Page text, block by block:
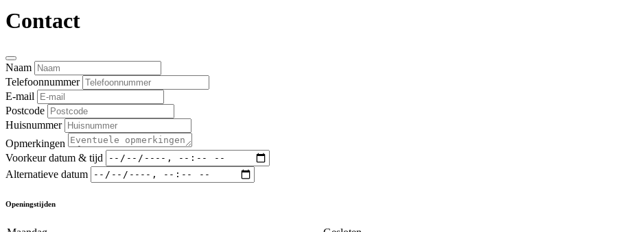
Contact
Naam
Telefoonnummer
E-mail
Postcode
Huisnummer
Opmerkingen
Voorkeur datum & tijd
Alternatieve datum
Openingstijden